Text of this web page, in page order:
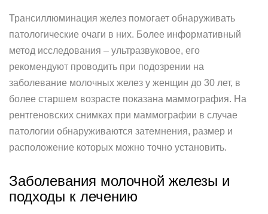
Трансиллюминация желез помогает обнаруживать
патологические очаги в них. Более информативный
метод исследования – ультразвуковое, его
рекомендуют проводить при подозрении на
заболевание молочных желез у женщин до 30 лет, в
более старшем возрасте показана маммография. На
рентгеновских снимках при маммографии в случае
патологии обнаруживаются затемнения, размер и
расположение которых можно точно установить.
Заболевания молочной железы и
подходы к лечению